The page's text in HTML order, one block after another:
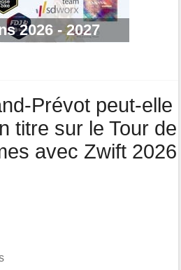
sur Dailymotion : Cyclism'Actu TV
2026 - 2027
Prévot peut-elle
titre sur le Tour de
avec Zwift 2026